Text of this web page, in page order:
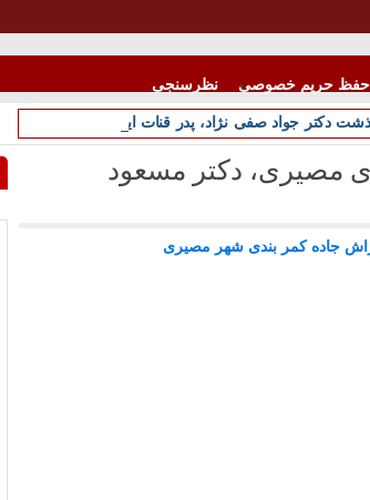
حریم خصوصی نظرسنجی
دکتر جواد صفی نژاد، پدر قنات ایران
مصیری، دکتر مسعود
جاده کمر بندی شهر مصیری